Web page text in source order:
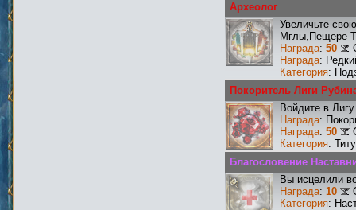
Археолог
Увеличьте
Мглы,Пещере
Награда: 50
Награда:
Категория:
Покоритель Лиги
Войдите в
Награда:
Награда: 50
Категория:
Благословение
Вы исцелили
Награда: 10
Категория: